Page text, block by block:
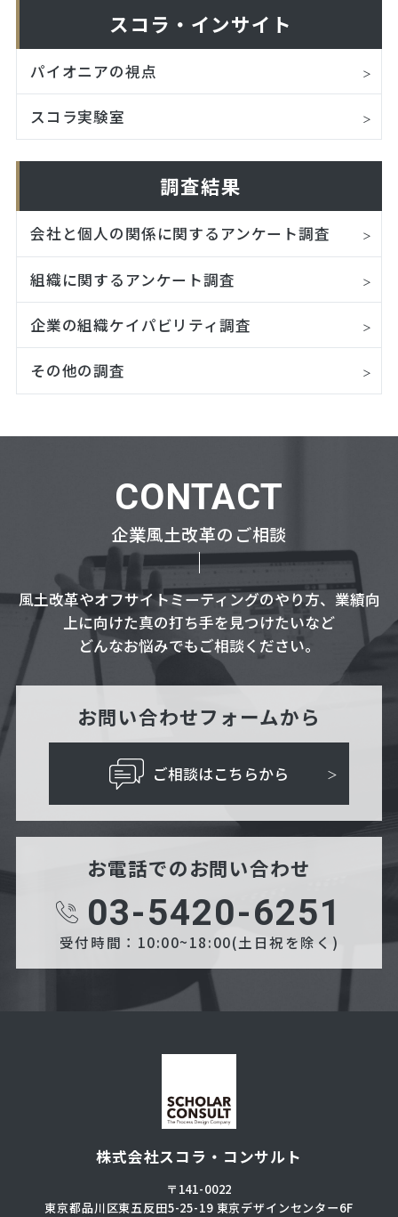
スコラ・インサイト
パイオニアの視点
スコラ実験室
調査結果
会社と個人の関係に関するアンケート調査
組織に関するアンケート調査
企業の組織ケイパビリティ調査
その他の調査
CONTACT
企業風土改革のご相談
風土改革やオフサイトミーティングのやり方、業績向
上に向けた真の打ち手を見つけたいなど
どんなお悩みでもご相談ください。
お問い合わせフォームから
ご相談はこちらから
お電話でのお問い合わせ
03-5420-6251
受付時間：10:00~18:00(土日祝を除く)
株式会社スコラ・コンサルト
〒141-0022
東京都品川区東五反田5-25-19東京デザインセンター6F